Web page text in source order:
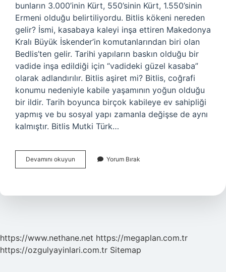
bunların 3.000’inin Kürt, 550’sinin Kürt, 1.550’sinin
Ermeni olduğu belirtiliyordu. Bitlis kökeni nereden
gelir? İsmi, kasabaya kaleyi inşa ettiren Makedonya
Kralı Büyük İskender’in komutanlarından biri olan
Bedlis’ten gelir. Tarihi yapıların baskın olduğu bir
vadide inşa edildiği için “vadideki güzel kasaba”
olarak adlandırılır. Bitlis aşiret mi? Bitlis, coğrafi
konumu nedeniyle kabile yaşamının yoğun olduğu
bir ildir. Tarih boyunca birçok kabileye ev sahipliği
yapmış ve bu sosyal yapı zamanla değişse de aynı
kalmıştır. Bitlis Mutki Türk…
Devamını okuyun
Kürt
Mu
Yorum Bırak
https://www.nethane.net https://megaplan.com.tr
https://ozgulyayinlari.com.tr Sitemap